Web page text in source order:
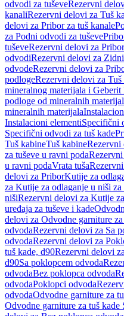
odvodi za tuševeRezervni
kanaliRezervni delovi za Tuš
delovi za Pribor za tuš kanale
za Podni odvodi za tuševe
tuševeRezervni delovi za
odvodiRezervni delovi za
odvodeRezervni delovi za
podlogeRezervni delovi za
mineralnog materijala i
podloge od mineralnih
mineralnih materijala
Instalacioni elementiSpecifični
Specifični odvodi za tuš kade
Tuš kabineTuš kabineRezervni
za tuševe u ravni poda
u ravni podaVrata tuša
delovi za PriborKutije za
za Kutije za odlaganje u niši za
nišiRezervni delovi za Kutije
uređaja za tuševe i kade
delovi za Odvodne garniture
odvodaRezervni delovi za Sa
odvodaRezervni delovi za
tuš kade, d90Rezervni delovi
d90Sa poklopcem odvoda
odvodaBez poklopca odvoda
odvodaPoklopci odvoda
odvodaOdvodne garniture za
Odvodne garniture za tuš kade